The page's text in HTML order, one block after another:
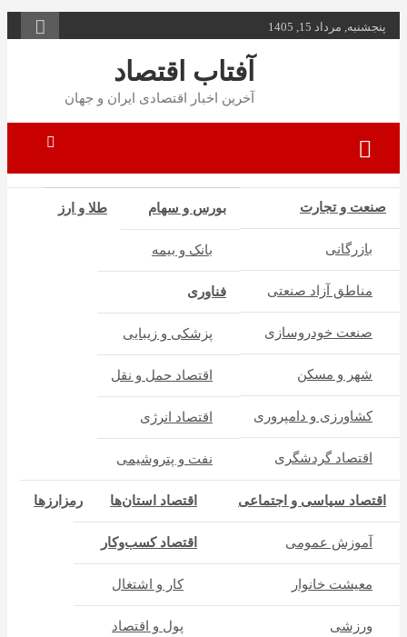
محتوا
پنجشنبه, مرداد 15, 1405
آفتاب اقتصاد
آخرین اخبار اقتصادی ایران و جهان
صنعت و تجارت
بازرگانی
مناطق آزاد صنعتی
صنعت خودروسازی
شهر و مسکن
کشاورزی و دامپروری
اقتصاد گردشگری
بورس و سهام
بانک و بیمه
طلا و ارز
فناوری
پزشکی و زیبایی
اقتصاد حمل و نقل
اقتصاد انرژی
نفت و پتروشیمی
اقتصاد سیاسی و اجتماعی
آموزش عمومی
معیشت خانوار
ورزشی
اقتصاد استان‌ها رمزارزها
اقتصاد کسب‌و‌کار
کار و اشتغال
پول و اقتصاد